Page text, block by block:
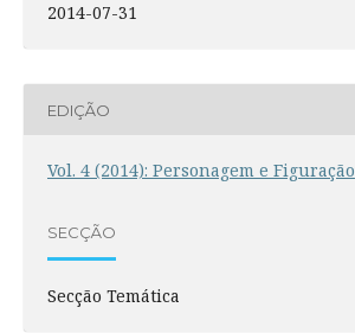
2014-07-31
EDIÇÃO
Vol. 4 (2014): Personagem e Figuração
SECÇÃO
Secção Temática